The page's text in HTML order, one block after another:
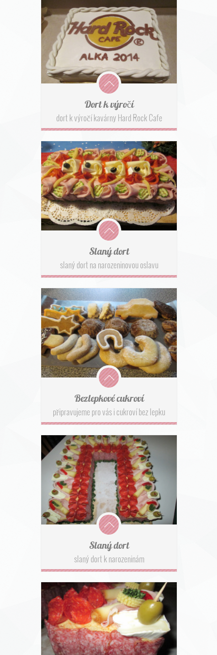
Dort k výročí
dort k výročí kavárny Hard Rock Cafe
Slaný dort
slaný dort na narozeninovou oslavu
Bezlepkové cukroví
připravujeme pro vás i cukroví bez lepku
Slaný dort
slaný dort k narozeninám